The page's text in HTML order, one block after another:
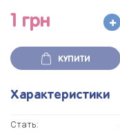
1 грн
КУПИТИ
Характеристики
Стать: